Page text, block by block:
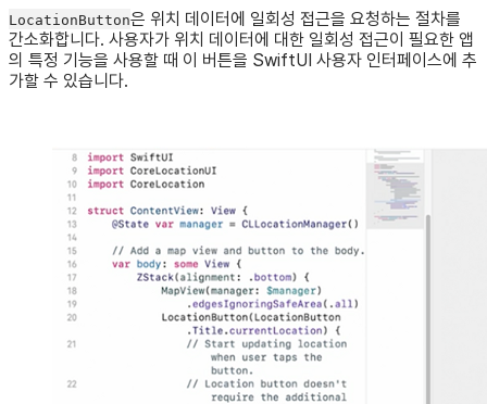
LocationButton은 위치 데이터에 일회성 접근을 요청하는 절차를
간소화합니다. 사용자가 위치 데이터에 대한 일회성 접근이 필요한 앱
의 특정 기능을 사용할 때 이 버튼을 SwiftUI 사용자 인터페이스에 추
가할 수 있습니다.